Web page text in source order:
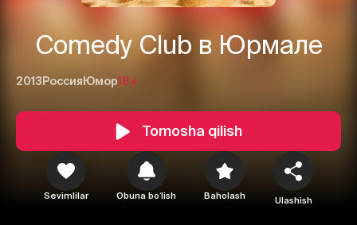
Comedy Club в Юрмале
2013 Россия Юмор18+
Tomosha qilish
Sevimlilar Obuna boʻlish Baholash Ulashish